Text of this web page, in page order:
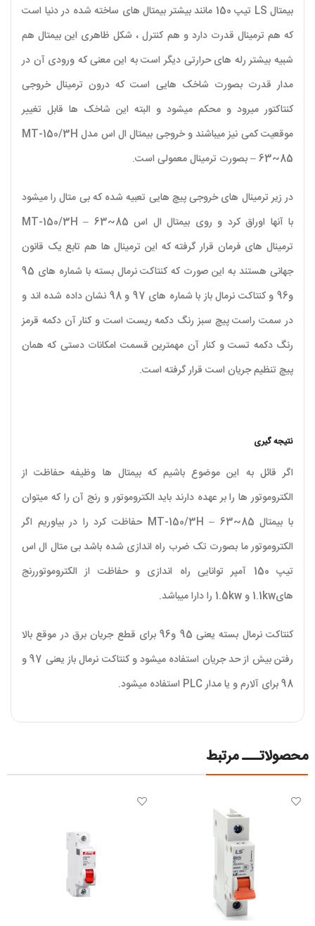
بیمتال LS تیپ 150 مانند بیشتر بیمتال های ساخته شده در دنیا است
که هم ترمینال قدرت دارد و هم کنترل ، شکل ظاهری این بیمتال هم
شبیه بیشتر رله های حرارتی دیگر است به این معنی که ورودی آن در
مدار قدرت بصورت شاخک هایی است که درون ترمینال خروجی
کنتاکتور میرود و محکم میشود و البته این شاخک ها قابل تغییر
موقعیت کمی نیز میباشند و خروجی بیمتال ال اس مدل MT-150/3H
– 63~85 بصورت ترمینال معمولی است.
در زیر ترمینال های خروجی پیچ هایی تعبیه شده که بی متال را میشود
با آنها اوراق کرد و روی بیمتال ال اس MT-150/3H – 63~85
ترمینال های فرمان قرار گرفته که این ترمینال ها هم تابع یک قانون
جهانی هستند به این صورت که کنتاکت نرمال بسته با شماره های 95
و96 و کنتاکت نرمال باز با شماره های 97 و 98 نشان داده شده اند و
در سمت راست پیچ سبز رنگ دکمه ریست است و کنار آن دکمه قرمز
رنگ دکمه تست و کنار آن مهمترین قسمت امکانات دستی که همان
پیچ تنظیم جریان است قرار گرفته است.
نتیجه گیری
اگر قائل به این موضوع باشیم که بیمتال ها وظیفه حفاظت از
الکتروموتور ها را بر عهده دارند باید الکتروموتور و رنج آن را که میتوان
با بیمتال MT-150/3H – 63~85 حفاظت کرد را در بیاوریم اگر
الکتروموتور ما بصورت تک ضرب راه اندازی شده باشد بی متال ال اس
تیپ 150 آمپر توانایی راه اندازی و حفاظت از الکتروموتوررنج
های1.1kw و 1.5kw را دارا میباشد.
کنتاکت نرمال بسته یعنی 95 و96 برای قطع جریان برق در موقع بالا
رفتن بیش از حد جریان استفاده میشود و کنتاکت نرمال باز یعنی 97 و
98 برای آلارم و یا مدار PLC استفاده میشود.
محصولاتـــ مرتبط